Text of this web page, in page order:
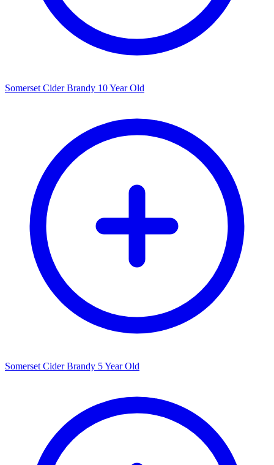
Somerset Cider Brandy 10 Year Old
Somerset Cider Brandy 5 Year Old